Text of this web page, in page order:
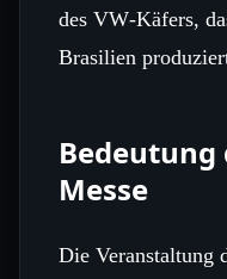
des VW‑Käfers,
Brasilien
Messe
Die Veranstaltung